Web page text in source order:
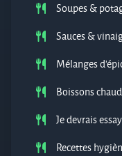
Soupes &
Sauces &
Mélanges
Boissons
Je devrais
Recettes